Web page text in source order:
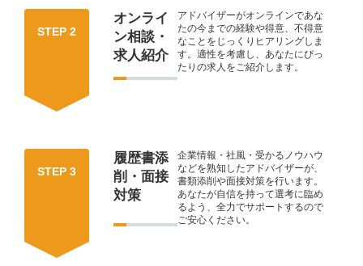
STEP 2
オンライ
ン相談・
求人紹介
アドバイザーがオンラインであな
たの今までの経験や得意、不得意
なことをじっくりヒアリングしま
す。適性を考慮し、あなたにぴっ
たりの求人をご紹介します。
STEP 3
履歴書添
削・面接
対策
企業情報・社風・受かるノウハウ
などを熟知したアドバイザーが、
書類添削や面接対策を行います。
あなたが自信を持って選考に臨め
るよう、全力でサポートするので
ご安心ください。